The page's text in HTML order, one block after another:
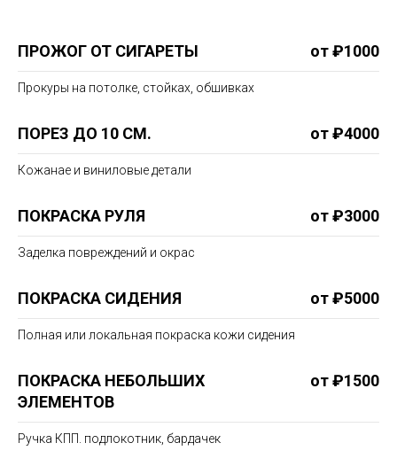
ПРОЖОГ ОТ СИГАРЕТЫ от ₽1000
Прокуры на потолке, стойках, обшивках
ПОРЕЗ ДО 10 СМ. от ₽4000
Кожанае и виниловые детали
ПОКРАСКА РУЛЯ от ₽3000
Заделка повреждений и окрас
ПОКРАСКА СИДЕНИЯ от ₽5000
Полная или локальная покраска кожи сидения
ПОКРАСКА НЕБОЛЬШИХ
ЭЛЕМЕНТОВ
от ₽1500
Ручка КПП. подлокотник, бардачек